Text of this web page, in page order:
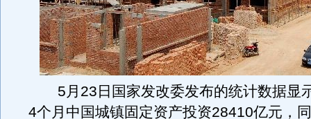
5月23日国家发改委发布的统计数据显
4个月中国城镇固定资产投资28410亿元，